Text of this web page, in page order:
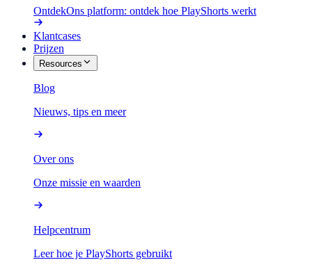
OntdekOns platform: ontdek hoe PlayShorts werkt
Klantcases
Prijzen
Resources
Blog
Nieuws, tips en meer
Over ons
Onze missie en waarden
Helpcentrum
Leer hoe je PlayShorts gebruikt